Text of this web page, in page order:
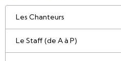
Les Chanteurs
Le Staff (de A à P)